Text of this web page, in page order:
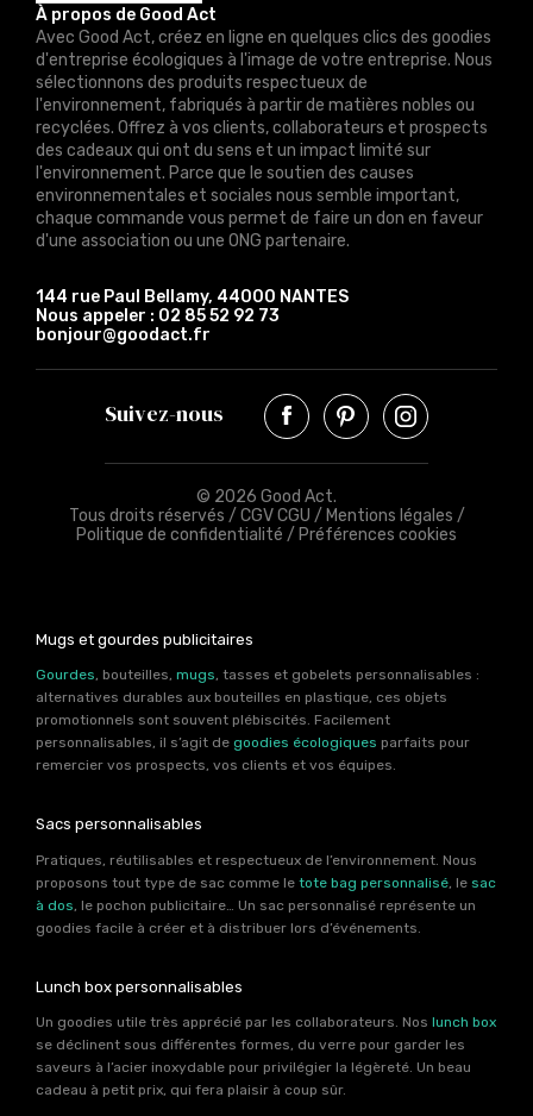
À propos de Good Act
Avec Good Act, créez en ligne en quelques clics des goodies
d'entreprise écologiques à l'image de votre entreprise. Nous
sélectionnons des produits respectueux de
l'environnement, fabriqués à partir de matières nobles ou
recyclées. Offrez à vos clients, collaborateurs et prospects
des cadeaux qui ont du sens et un impact limité sur
l'environnement. Parce que le soutien des causes
environnementales et sociales nous semble important,
chaque commande vous permet de faire un don en faveur
d'une association ou une ONG partenaire.
144 rue Paul Bellamy, 44000 NANTES
Nous appeler : 02 85 52 92 73
bonjour@goodact.fr
Suivez-nous
© 2026 Good Act.
Tous droits réservés / CGV CGU / Mentions légales /
Politique de confidentialité / Préférences cookies
Mugs et gourdes publicitaires
Gourdes, bouteilles, mugs, tasses et gobelets personnalisables :
alternatives durables aux bouteilles en plastique, ces objets
promotionnels sont souvent plébiscités. Facilement
personnalisables, il s’agit de goodies écologiques parfaits pour
remercier vos prospects, vos clients et vos équipes.
Sacs personnalisables
Pratiques, réutilisables et respectueux de l’environnement. Nous
proposons tout type de sac comme le tote bag personnalisé , le sac
à dos , le pochon publicitaire… Un sac personnalisé représente un
goodies facile à créer et à distribuer lors d’événements.
Lunch box personnalisables
Un goodies utile très apprécié par les collaborateurs. Nos lunch box
se déclinent sous différentes formes, du verre pour garder les
saveurs à l’acier inoxydable pour privilégier la légèreté. Un beau
cadeau à petit prix, qui fera plaisir à coup sûr.